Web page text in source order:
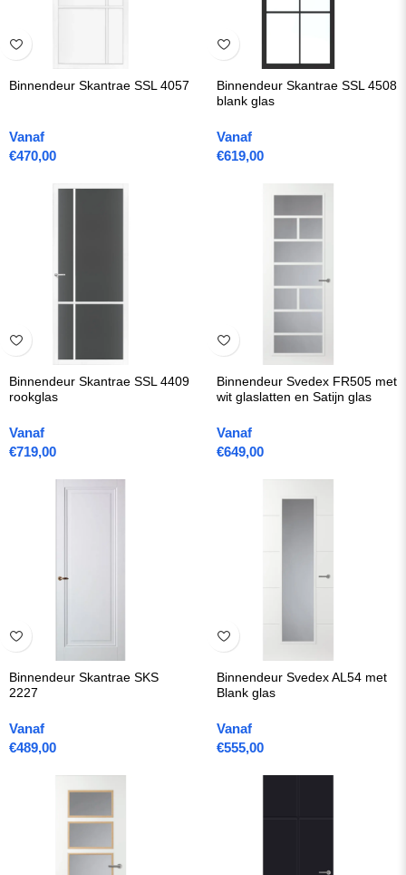
Binnendeur Skantrae SSL 4057
Vanaf
€470,00
Binnendeur Skantrae SSL 4508
blank glas
Vanaf
€619,00
Binnendeur Skantrae SSL 4409
rookglas
Vanaf
€719,00
Binnendeur Svedex FR505 met
wit glaslatten en Satijn glas
Vanaf
€649,00
Binnendeur Skantrae SKS
2227
Vanaf
€489,00
Binnendeur Svedex AL54 met
Blank glas
Vanaf
€555,00